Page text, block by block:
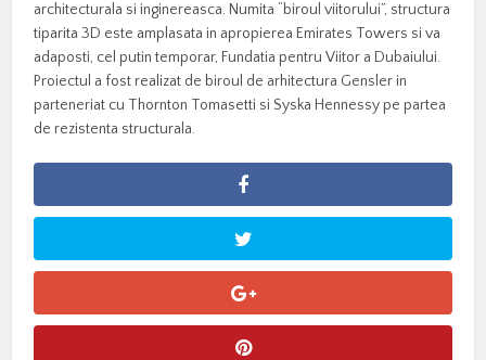
architecturala si inginereasca. Numita “biroul viitorului”, structura
tiparita 3D este amplasata in apropierea Emirates Towers si va
adaposti, cel putin temporar, Fundatia pentru Viitor a Dubaiului.
Proiectul a fost realizat de biroul de arhitectura Gensler in
parteneriat cu Thornton Tomasetti si Syska Hennessy pe partea
de rezistenta structurala.